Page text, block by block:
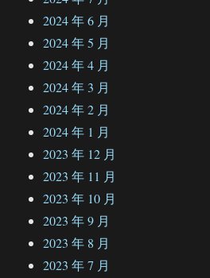
2024 年 6 月
2024 年 5 月
2024 年 4 月
2024 年 3 月
2024 年 2 月
2024 年 1 月
2023 年 12 月
2023 年 11 月
2023 年 10 月
2023 年 9 月
2023 年 8 月
2023 年 7 月